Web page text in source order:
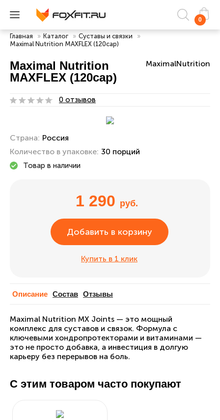
0
Главная » Каталог » Суставы и связки
»
Maximal Nutrition MAXFLEX (120cap)
Maximal Nutrition
MAXFLEX (120cap)
MaximalNutrition
0 отзывов
Страна: Россия
Количество в упаковке: 30 порций
Товар в наличии
1 290 руб.
Добавить в корзину
Купить в 1 клик
Описание Cостав Отзывы
Maximal Nutrition MX Joints — это мощный
комплекс для суставов и связок. Формула с
ключевыми хондропротекторами и витаминами —
это не просто добавка, а инвестиция в долгую
карьеру без перерывов на боль.
С этим товаром часто покупают